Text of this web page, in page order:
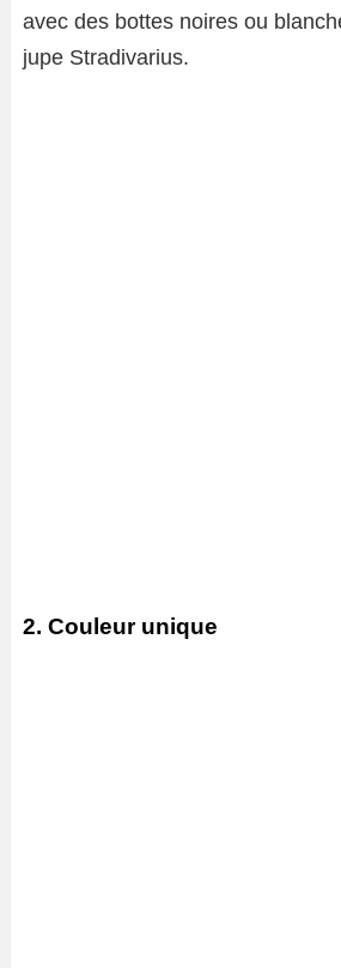
avec des bottes noires ou
jupe Stradivarius.
2. Couleur unique